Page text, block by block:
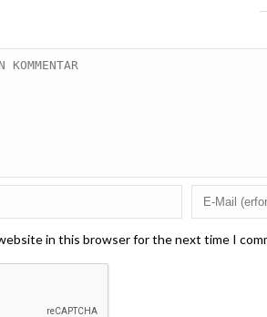
website in this browser for the next time I